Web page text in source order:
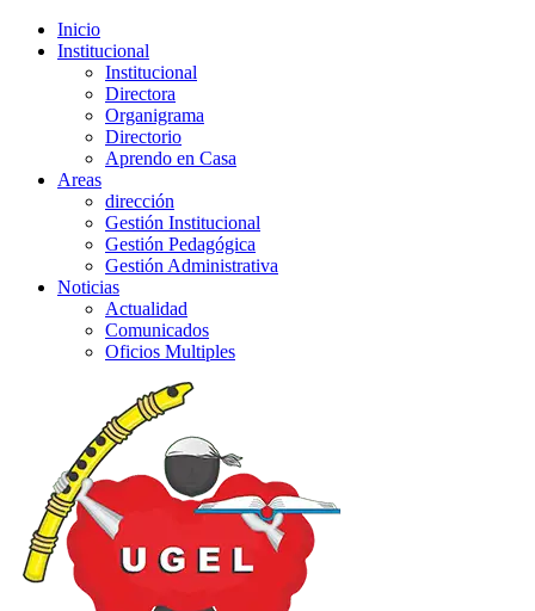
Inicio
Institucional
Institucional
Directora
Organigrama
Directorio
Aprendo en Casa
Areas
dirección
Gestión Institucional
Gestión Pedagógica
Gestión Administrativa
Noticias
Actualidad
Comunicados
Oficios Multiples